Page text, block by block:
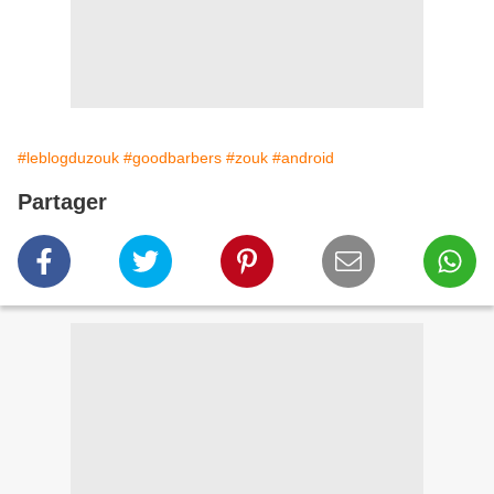
#leblogduzouk #goodbarbers #zouk #android
Partager